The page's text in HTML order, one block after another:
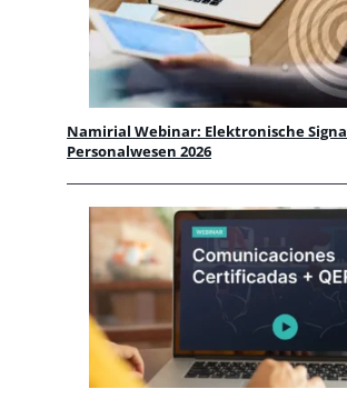
Namirial Webinar: Elektronische
Personalwesen 2026